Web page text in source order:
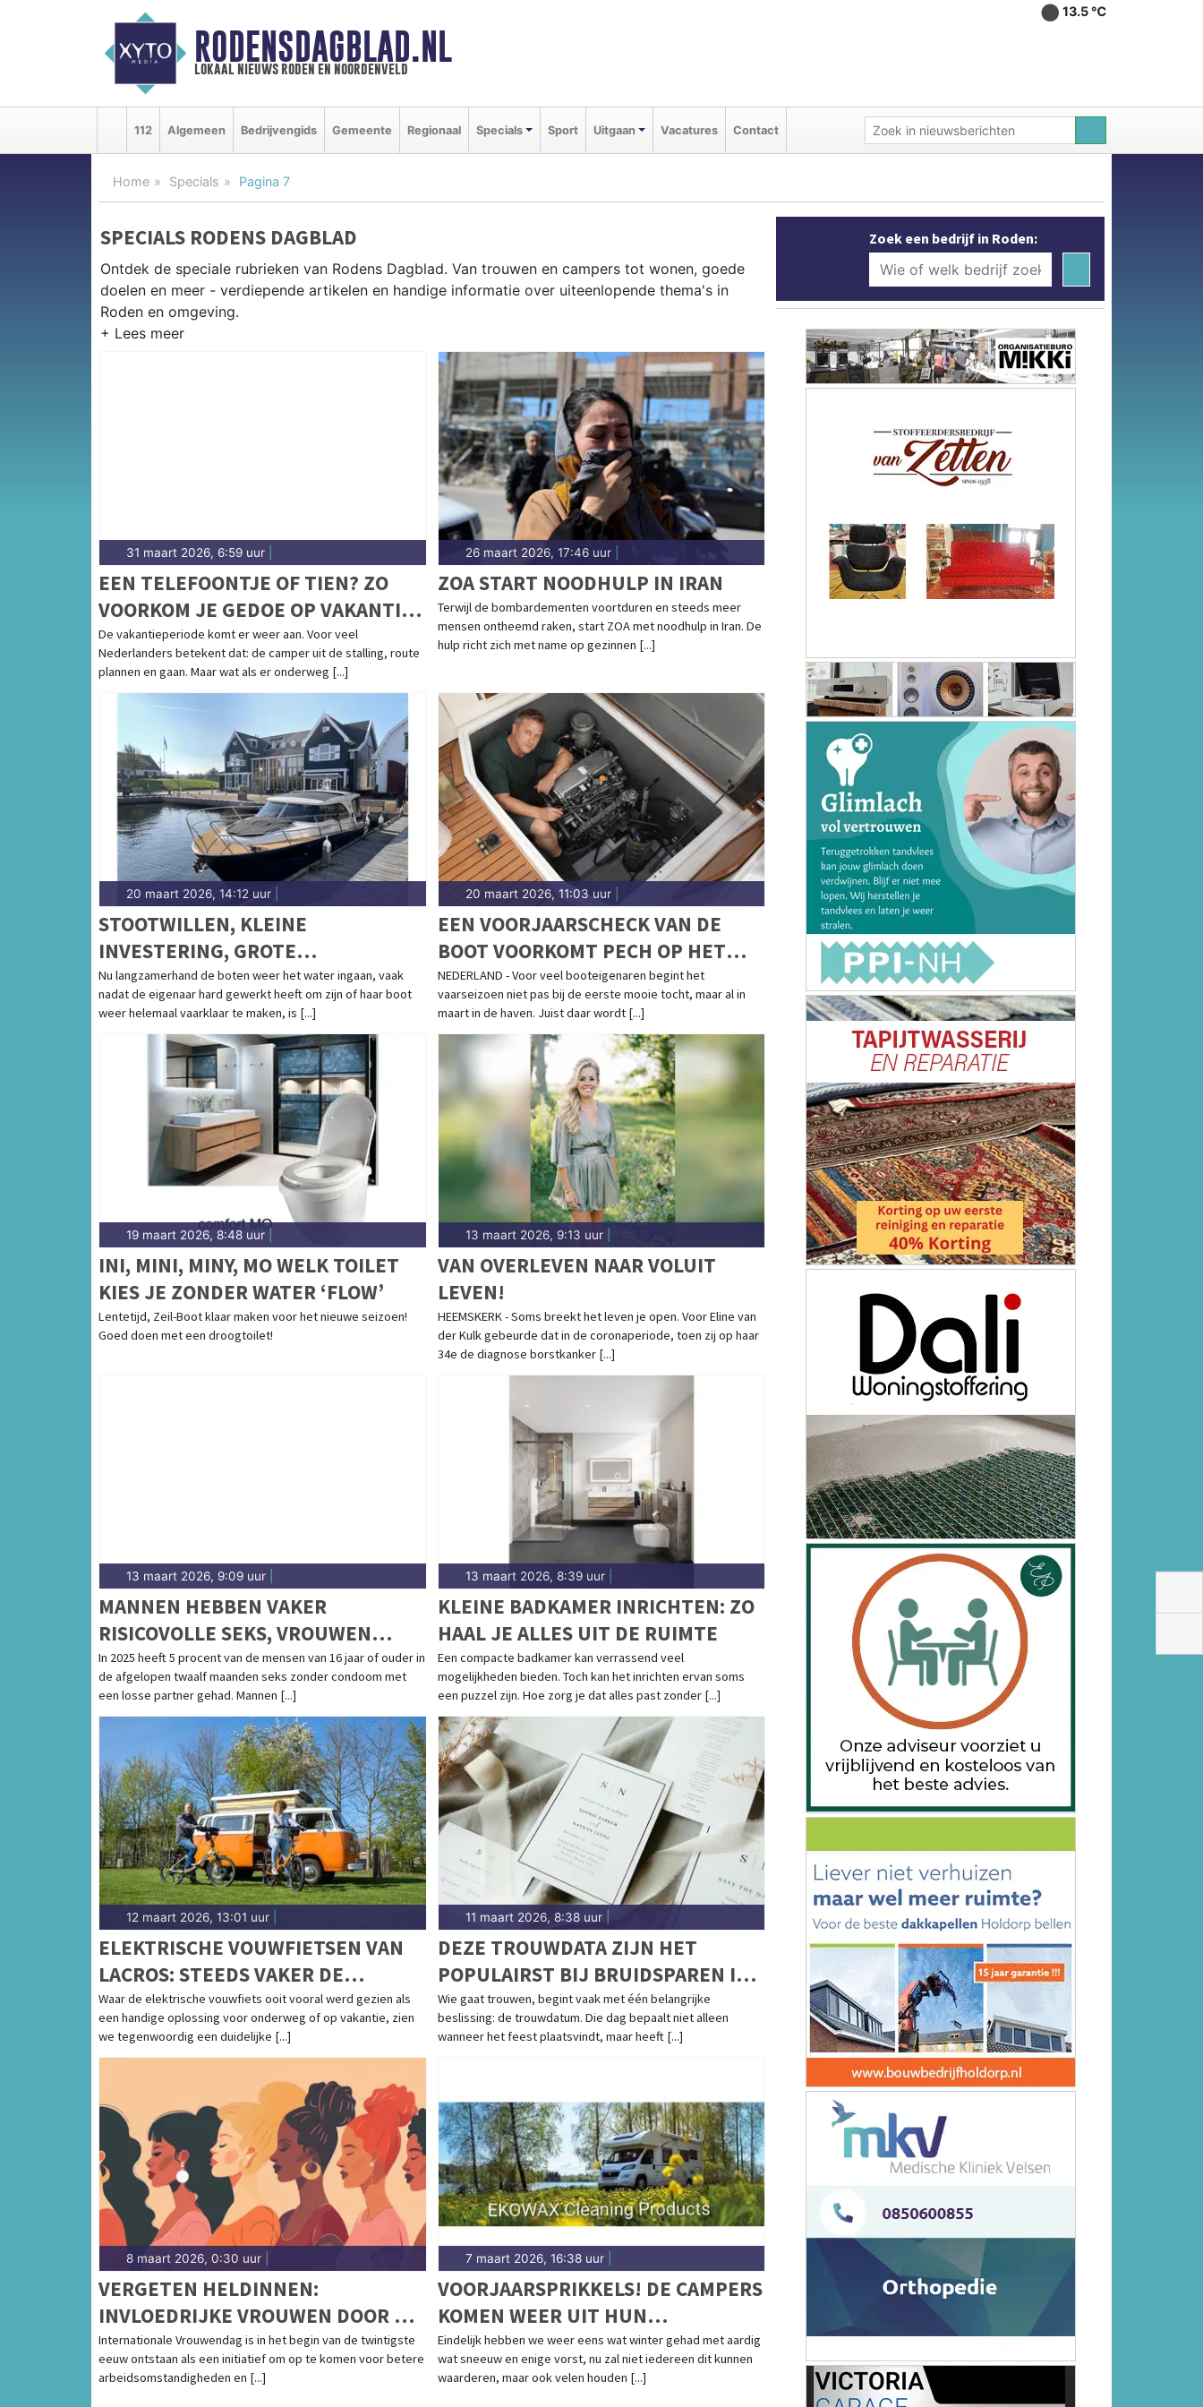
RODENSDAGBLAD.NL
lokaal nieuws roden en noordenveld
13.5 ℃
112 Algemeen Bedrijvengids Gemeente Regionaal Specials Sport Uitgaan Vacatures Contact
Home Specials Pagina 7
SPECIALS RODENS DAGBLAD
Ontdek de speciale rubrieken van Rodens Dagblad. Van trouwen en campers tot wonen, goede
doelen en meer - verdiepende artikelen en handige informatie over uiteenlopende thema's in
Roden en omgeving.
31 maart 2026, 6:59 uur
EEN TELEFOONTJE OF TIEN? ZO
VOORKOM JE GEDOE OP VAKANTIE
MET JE CAMPER
De vakantieperiode komt er weer aan. Voor veel
Nederlanders betekent dat: de camper uit de stalling, route
plannen en gaan. Maar wat als er onderweg [...]
26 maart 2026, 17:46 uur|
ZOA START NOODHULP IN IRAN
Terwijl de bombardementen voortduren en steeds meer
mensen ontheemd raken, start ZOA met noodhulp in Iran. De
hulp richt zich met name op gezinnen [...]
20 maart 2026, 14:12 uur
STOOTWILLEN, KLEINE
INVESTERING, GROTE
BESCHERMING VOOR UW BOOT
Nu langzamerhand de boten weer het water ingaan, vaak
nadat de eigenaar hard gewerkt heeft om zijn of haar boot
weer helemaal vaarklaar te maken, is [...]
20 maart 2026, 11:03 uur|
EEN VOORJAARSCHECK VAN DE
BOOT VOORKOMT PECH OP HET
WATER
NEDERLAND - Voor veel booteigenaren begint het
vaarseizoen niet pas bij de eerste mooie tocht, maar al in
maart in de haven. Juist daar wordt [...]
19 maart 2026, 8:48 uur
INI, MINI, MINY, MO WELK TOILET
KIES JE ZONDER WATER ‘FLOW’
Lentetijd, Zeil-Boot klaar maken voor het nieuwe seizoen!
Goed doen met een droogtoilet!
13 maart 2026, 9:13 uur|
VAN OVERLEVEN NAAR VOLUIT
LEVEN!
HEEMSKERK - Soms breekt het leven je open. Voor Eline van
der Kulk gebeurde dat in de coronaperiode, toen zij op haar
34e de diagnose borstkanker [...]
13 maart 2026, 9:09 uur
MANNEN HEBBEN VAKER
RISICOVOLLE SEKS, VROUWEN
DOEN VAKER SOA-TEST
In 2025 heeft 5 procent van de mensen van 16 jaar of ouder in
de afgelopen twaalf maanden seks zonder condoom met
een losse partner gehad. Mannen [...]
13 maart 2026, 8:39 uur|
KLEINE BADKAMER INRICHTEN: ZO
HAAL JE ALLES UIT DE RUIMTE
Een compacte badkamer kan verrassend veel
mogelijkheden bieden. Toch kan het inrichten ervan soms
een puzzel zijn. Hoe zorg je dat alles past zonder [...]
12 maart 2026, 13:01 uur
ELEKTRISCHE VOUWFIETSEN VAN
LACROS: STEEDS VAKER DE
DAGELIJKSE FIETS
Waar de elektrische vouwfiets ooit vooral werd gezien als
een handige oplossing voor onderweg of op vakantie, zien
we tegenwoordig een duidelijke [...]
11 maart 2026, 8:38 uur|
DEZE TROUWDATA ZIJN HET
POPULAIRST BIJ BRUIDSPAREN IN
2026, 2027 EN 2028
Wie gaat trouwen, begint vaak met één belangrijke
beslissing: de trouwdatum. Die dag bepaalt niet alleen
wanneer het feest plaatsvindt, maar heeft [...]
8 maart 2026, 0:30 uur
VERGETEN HELDINNEN:
INVLOEDRIJKE VROUWEN DOOR DE
EEUWEN HEEN
Internationale Vrouwendag is in het begin van de twintigste
eeuw ontstaan als een initiatief om op te komen voor betere
arbeidsomstandigheden en [...]
7 maart 2026, 16:38 uur|
VOORJAARSPRIKKELS! DE CAMPERS
KOMEN WEER UIT HUN
WINTERSLAAP
Eindelijk hebben we weer eens wat winter gehad met aardig
wat sneeuw en enige vorst, nu zal niet iedereen dit kunnen
waarderen, maar ook velen houden [...]
Zoek een bedrijf in Roden: